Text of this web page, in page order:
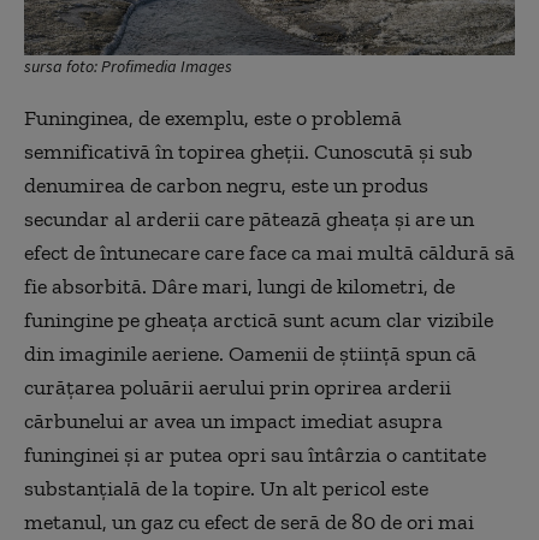
sursa foto: Profimedia Images
Funinginea, de exemplu, este o problemă
semnificativă în topirea gheții. Cunoscută și sub
denumirea de carbon negru, este un produs
secundar al arderii care pătează gheața și are un
efect de întunecare care face ca mai multă căldură să
fie absorbită. Dâre mari, lungi de kilometri, de
funingine pe gheața arctică sunt acum clar vizibile
din imaginile aeriene. Oamenii de știință spun că
curățarea poluării aerului prin oprirea arderii
cărbunelui ar avea un impact imediat asupra
funinginei și ar putea opri sau întârzia o cantitate
substanțială de la topire. Un alt pericol este
metanul, un gaz cu efect de seră de 80 de ori mai